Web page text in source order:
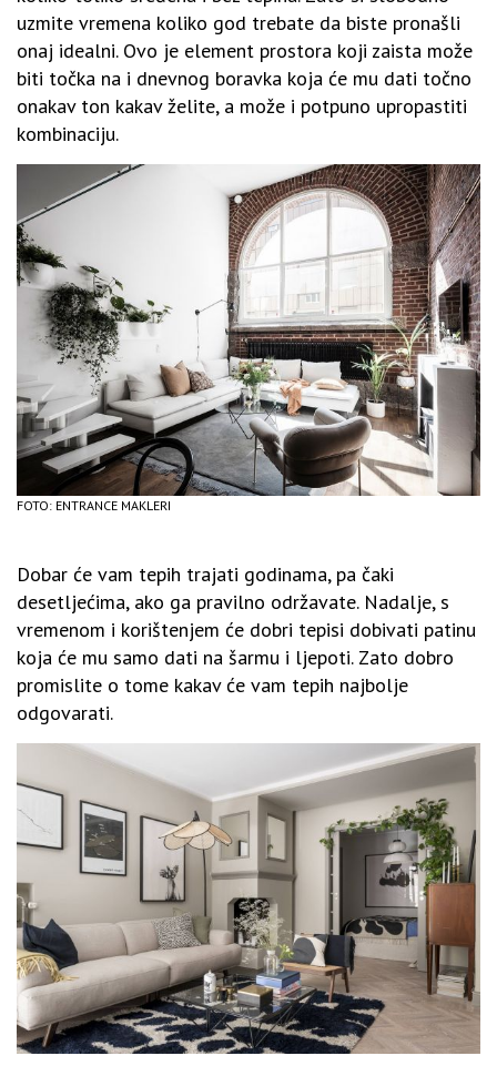
uzmite vremena koliko god trebate da biste pronašli
onaj idealni. Ovo je element prostora koji zaista može
biti točka na i dnevnog boravka koja će mu dati točno
onakav ton kakav želite, a može i potpuno upropastiti
kombinaciju.
FOTO: ENTRANCE MAKLERI
Dobar će vam tepih trajati godinama, pa čaki
desetljećima, ako ga pravilno održavate. Nadalje, s
vremenom i korištenjem će dobri tepisi dobivati patinu
koja će mu samo dati na šarmu i ljepoti. Zato dobro
promislite o tome kakav će vam tepih najbolje
odgovarati.